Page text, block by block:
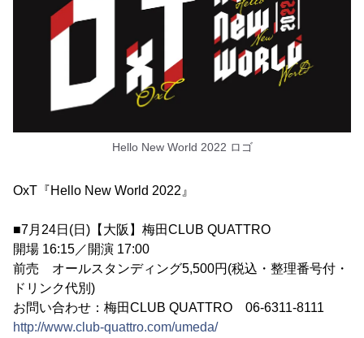
Hello New World 2022 ロゴ
OxT『Hello New World 2022』
■7月24日(日)【大阪】梅田CLUB QUATTRO
開場 16:15／開演 17:00
前売 オールスタンディング5,500円(税込・整理番号付・
ドリンク代別)
お問い合わせ：梅田CLUB QUATTRO 06-6311-8111
http://www.club-quattro.com/umeda/